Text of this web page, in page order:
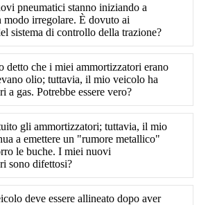
pneumatici stanno iniziando a
modo irregolare. È dovuto ai
sistema di controllo della trazione?
detto che i miei ammortizzatori erano
olio; tuttavia, il mio veicolo ha
a gas. Potrebbe essere vero?
gli ammortizzatori; tuttavia, il mio
a emettere un "rumore metallico"
le buche. I miei nuovi
sono difettosi?
deve essere allineato dopo aver